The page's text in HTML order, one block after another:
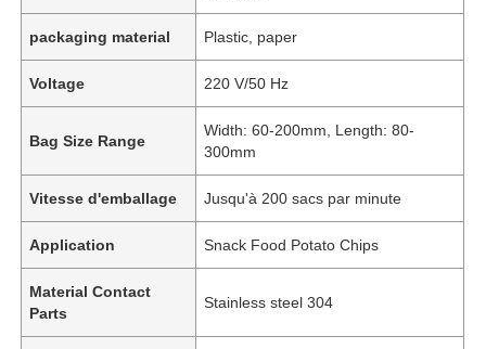
packaging material Plastic, paper
Voltage 220 V/50 Hz
Bag Size Range
Width: 60-200mm, Length: 80-
300mm
Vitesse d'emballage Jusqu'à 200 sacs par minute
Application Snack Food Potato Chips
Material Contact
Parts
Stainless steel 304